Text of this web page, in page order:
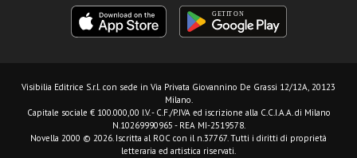
Visibilia Editrice S.r.l. con sede in Via Privata Giovannino De Grassi 12/12A, 20123
Milano.
Capitale sociale € 100.000,00 I.V. - C.F./P.IVA ed iscrizione alla C.C.I.A.A. di Milano
N.10269990965 - REA MI-2519578.
Novella 2000 © 2026. Iscritta al ROC con il n.37767. Tutti i diritti di proprietà
letteraria ed artistica riservati.